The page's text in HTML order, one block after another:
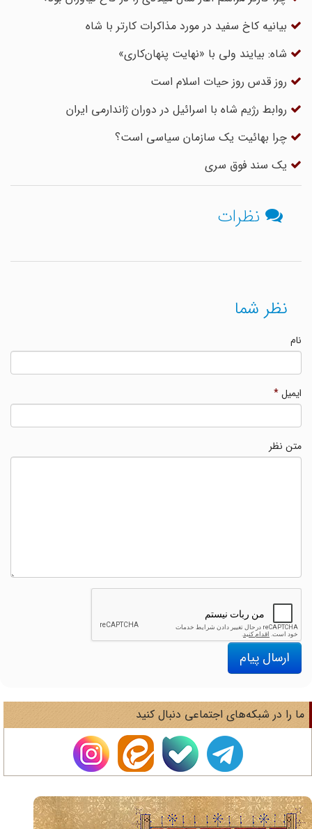
بیانیه کاخ سفید در مورد مذاکرات کارتر با شاه
شاه: بیایند ولی با «نهایت پنهان‌کاری»
روز قدس روز حیات اسلام است
روابط رژیم شاه با اسرائیل در دوران ژاندارمى ایران‏
چرا بهائیت یک سازمان سیاسی است؟
یک سند فوق سری
نظرات
نظر شما
ایمیل*
متن نظر
ارسال پیام
را در شبکه‌های اجتماعی دنبال کنید